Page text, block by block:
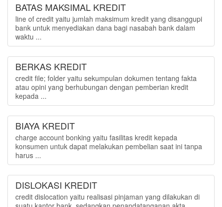
BATAS MAKSIMAL KREDIT
line of credit yaitu jumlah maksimum kredit yang disanggupi
bank untuk menyediakan dana bagi nasabah bank dalam
waktu ...
BERKAS KREDIT
credit file; folder yaitu sekumpulan dokumen tentang fakta
atau opini yang berhubungan dengan pemberian kredit
kepada ...
BIAYA KREDIT
charge account bonking yaitu fasilitas kredit kepada
konsumen untuk dapat melakukan pembelian saat ini tanpa
harus ...
DISLOKASI KREDIT
credit dislocation yaitu realisasi pinjaman yang dilakukan di